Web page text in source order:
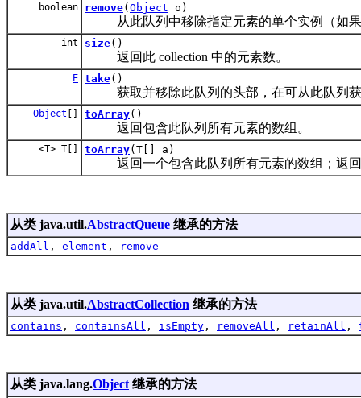
boolean remove( Object o)
从此队列中移除指定元素的单个实例（如果
int size()
返回此 collection 中的元素数。
E take()
获取并移除此队列的头部，在可从此队列获
Object [] toArray()
返回包含此队列所有元素的数组。
<T> T[] toArray(T[] a)
返回一个包含此队列所有元素的数组；返回
从类 java.util.AbstractQueue 继承的方法
addAll , element , remove
从类 java.util.AbstractCollection 继承的方法
contains , containsAll , isEmpty , removeAll , retainAll ,
从类 java.lang.Object 继承的方法